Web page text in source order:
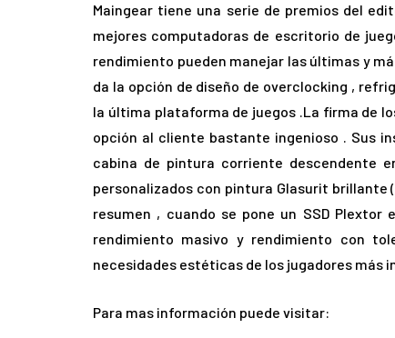
Maingear tiene una serie de premios del
mejores computadoras de escritorio de
rendimiento pueden manejar las últimas y
da la opción de diseño de overclocking ,
la última plataforma de juegos .La firma de
opción al cliente bastante ingenioso . Sus
cabina de pintura corriente descendente
personalizados con pintura Glasurit brillante
resumen , cuando se pone un SSD
rendimiento masivo y rendimiento con
necesidades estéticas de los jugadores más
Para mas información puede visitar: